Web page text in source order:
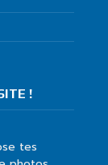
!
tes